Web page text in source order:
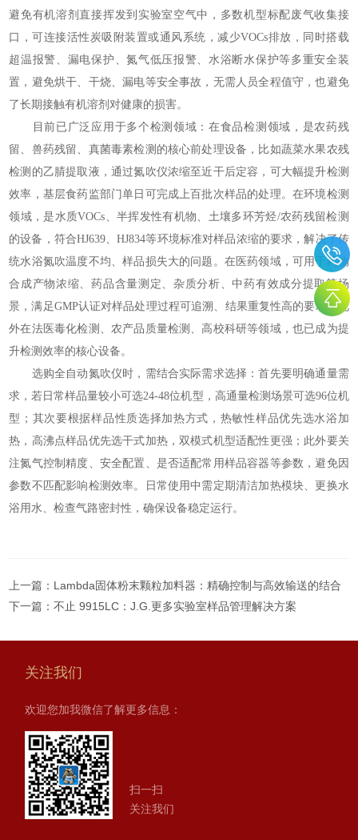
避免有机溶剂直接挥发到实验室空气中，多数机型标配废气收集接
口，可连接活性炭吸附装置或通风系统，减少VOCs排放，同时搭载
超温报警、漏电保护、氮气低压报警、水浴断水保护等多重安全装
置，避免烘干、干烧、漏电等安全事故，无需人员全程值守，也避免
了长期接触有机溶剂对健康的损害。
目前已广泛应用于多个检测领域：在食品检测领域，是农药残
留、兽药残留、真菌毒素检测的核心前处理设备，比如蔬菜水果农残
检测的乙腈提取液，通过氮吹仪浓缩至近干后定容，可大幅提升检测
效率，基层食药监部门单日可完成上百批次样品的处理。在环境检测
领域，是水质VOCs、半挥发性有机物、土壤多环芳烃/农药残留检测
的设备，符合HJ639、HJ834等环境标准对样品浓缩的要求，解决了传
统水浴氮吹温度不均、样品损失大的问题。在医药领域，可用于药物
合成产物浓缩、药品含量测定、杂质分析、中药有效成分提取等场
景，满足GMP认证对样品处理过程可追溯、结果重复性高的要求。此
外在法医毒化检测、农产品质量检测、高校科研等领域，也已成为提
升检测效率的核心设备。
选购全自动氮吹仪时，需结合实际需求选择：首先要明确通量需
求，若日常样品量较小可选24-48位机型，高通量检测场景可选96位机
型；其次要根据样品性质选择加热方式，热敏性样品优先选水浴加
热，高沸点样品优先选干式加热，双模式机型适配性更强；此外要关
注氮气控制精度、安全配置、是否适配常用样品容器等参数，避免因
参数不匹配影响检测效率。日常使用中需定期清洁加热模块、更换水
浴用水、检查气路密封性，确保设备稳定运行。
上一篇： Lambda固体粉末颗粒加料器：精确控制与高效输送的结合
下一篇：不止 9915LC：J.G.更多实验室样品管理解决方案
关注我们
欢迎您加我微信了解更多信息：
扫一扫
关注我们